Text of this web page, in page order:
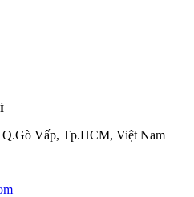
Vấp, Tp.HCM, Việt Nam